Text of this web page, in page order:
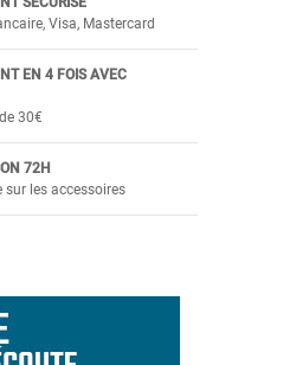
Visa, Mastercard
EN 4 FOIS AVEC
30€
72H
sur les accessoires